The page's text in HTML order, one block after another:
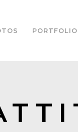
PORTFOLIO